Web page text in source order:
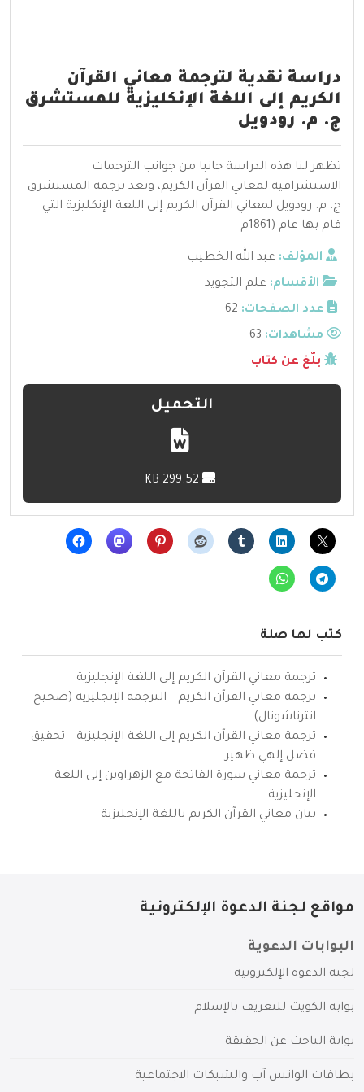
دراسة نقدية لترجمة معاني القرآن
الكريم إلى اللغة الإنكليزية للمستشرق
ج. م. رودويل
تظهر لنا هذه الدراسة جانبا من جوانب الترجمات
الاستشراقية لمعاني القرآن الكريم، وتعد ترجمة المستشرق
ج. م. رودويل لمعاني القرآن الكريم إلى اللغة الإنكليزية التي
قام بها عام (1861م
المؤلف: عبد الله الخطيب
الأقسام: علم التجويد
عدد الصفحات: 62
مشاهدات:
بلّغ عن كتاب
التحميل
كتب لها صلة
ترجمة معاني القرآن الكريم إلى اللغة الإنجليزية
ترجمة معاني القرآن الكريم – الترجمة الإنجليزية (صحيح
انترناشونال)
ترجمة معاني القرآن الكريم إلى اللغة الإنجليزية – تحقيق
فضل إلهي ظهير
ترجمة معاني سورة الفاتحة مع الزهراوين إلى اللغة
الإنجليزية
بيان معاني القرآن الكريم باللغة الإنجليزية
مواقع لجنة الدعوة الإلكترونية
البوابات الدعوية
لجنة الدعوة الإلكترونية
بوابة الكويت للتعريف بالإسلام
بوابة الباحث عن الحقيقة
بطاقات الواتس آب والشبكات الاجتماعية